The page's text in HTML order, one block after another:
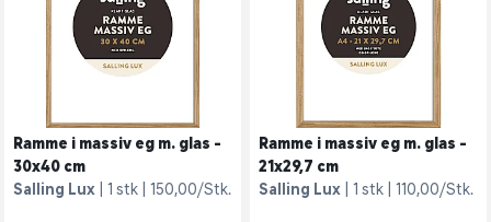
Ramme i massiv eg m. glas -
30x40 cm
Salling Lux
1 stk 150,00/Stk.
Ramme i massiv eg m. glas -
21x29,7 cm
Salling Lux
1 stk 110,00/Stk.